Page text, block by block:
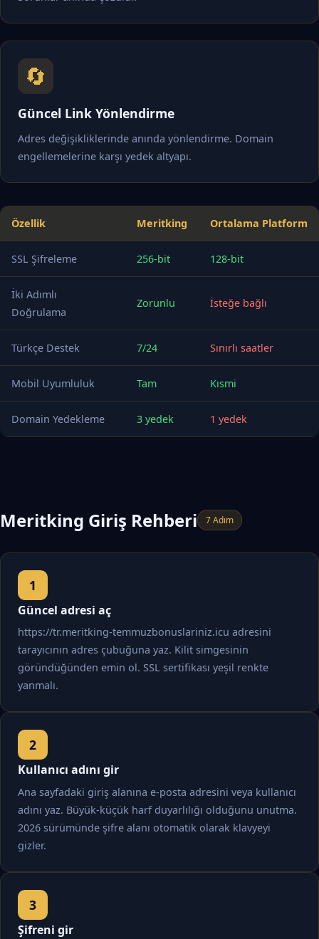
🔄
Güncel Link Yönlendirme
Adres değişikliklerinde anında yönlendirme. Domain
engellemelerine karşı yedek altyapı.
Özellik Meritking Ortalama Platform
SSL Şifreleme 256-bit 128-bit
İki Adımlı
Doğrulama
Zorunlu İsteğe bağlı
Türkçe Destek 7/24 Sınırlı saatler
Mobil Uyumluluk Tam Kısmi
Domain Yedekleme 3 yedek 1 yedek
Meritking Giriş Rehberi 7 Adım
Güncel adresi aç
https://tr.meritking-temmuzbonuslariniz.icu adresini
tarayıcının adres çubuğuna yaz. Kilit simgesinin
göründüğünden emin ol. SSL sertifikası yeşil renkte
yanmalı.
Kullanıcı adını gir
Ana sayfadaki giriş alanına e-posta adresini veya kullanıcı
adını yaz. Büyük-küçük harf duyarlılığı olduğunu unutma.
2026 sürümünde şifre alanı otomatik olarak klavyeyi
gizler.
Şifreni gir